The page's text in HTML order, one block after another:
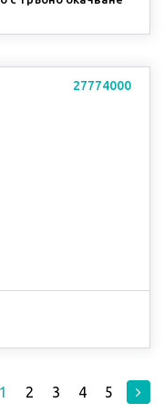
27774000
1 2 3 4 5